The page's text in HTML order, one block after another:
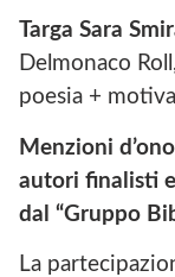
Targa Sara
Delmonaco
poesia +
Menzioni
autori finalisti
dal “Gruppo
La